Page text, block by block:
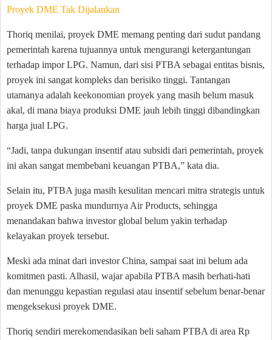
Proyek DME Tak Dijalankan
Thoriq menilai, proyek DME memang penting dari sudut pandang
pemerintah karena tujuannya untuk mengurangi ketergantungan
terhadap impor LPG. Namun, dari sisi PTBA sebagai entitas bisnis,
proyek ini sangat kompleks dan berisiko tinggi. Tantangan
utamanya adalah keekonomian proyek yang masih belum masuk
akal, di mana biaya produksi DME jauh lebih tinggi dibandingkan
harga jual LPG.
“Jadi, tanpa dukungan insentif atau subsidi dari pemerintah, proyek
ini akan sangat membebani keuangan PTBA,” kata dia.
Selain itu, PTBA juga masih kesulitan mencari mitra strategis untuk
proyek DME paska mundurnya Air Products, sehingga
menandakan bahwa investor global belum yakin terhadap
kelayakan proyek tersebut.
Meski ada minat dari investor China, sampai saat ini belum ada
komitmen pasti. Alhasil, wajar apabila PTBA masih berhati-hati
dan menunggu kepastian regulasi atau insentif sebelum benar-benar
mengeksekusi proyek DME.
Thoriq sendiri merekomendasikan beli saham PTBA di area Rp